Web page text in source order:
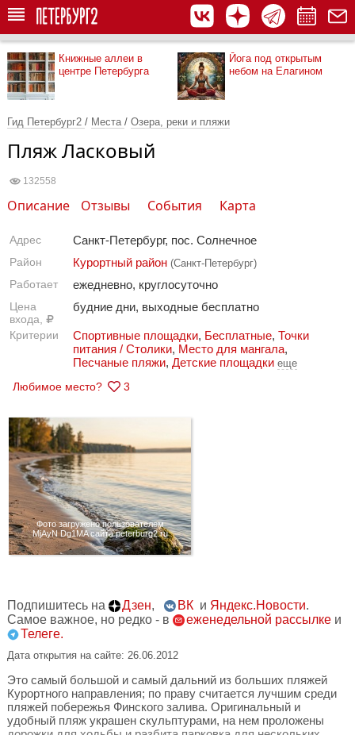
Книжные аллеи в
центре Петербурга
Йога под открытым
небом на Елагином
Гид Петербург2 / Места / Озера, реки и пляжи
Пляж Ласковый
132558
Описание Отзывы События Карта
Адрес Санкт-Петербург, пос. Солнечное
Район Курортный район (Санкт-Петербург)
Работает ежедневно, круглосуточно
Цена
входа,
будние дни, выходные бесплатно
Критерии Спортивные площадки, Бесплатные, Точки
питания / Столики, Место для мангала,
Песчаные пляжи, Детские площадки еще
Любимое место? 3
Фото загружено пользователем
MjAyN Dg1MA сайта peterburg2.ru
Подпишитесь на Дзен, ВК и Яндекс.Новости.
Самое важное, но редко - в
еженедельной рассылке и
Телеге.
Дата открытия на сайте: 26.06.2012
Это самый большой и самый дальний из больших пляжей
Курортного направления; по праву считается лучшим среди
пляжей побережья Финского залива. Оригинальный и
удобный пляж украшен скульптурами, на нем проложены